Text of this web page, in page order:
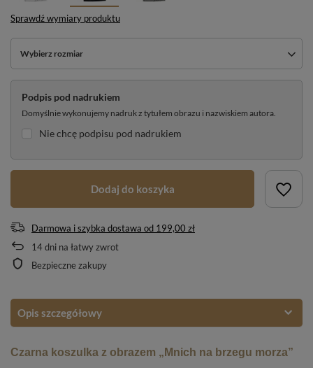
Sprawdź wymiary produktu
Wybierz rozmiar
Podpis pod nadrukiem
Domyślnie wykonujemy nadruk z tytułem obrazu i nazwiskiem autora.
Nie chcę podpisu pod nadrukiem
Dodaj do koszyka
Darmowa i szybka dostawa od 199,00 zł
14dni na łatwy zwrot
Bezpieczne zakupy
Opis szczegółowy
Czarna koszulka z obrazem „Mnich na brzegu morza”